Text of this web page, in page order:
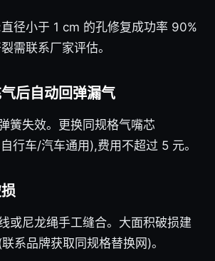
径小于 1 cm 的孔修复成功率 90%
需联系厂家评估。
后自动回弹漏气
簧失效。更换同规格气嘴芯
行车/汽车通用),费用不超过 5 元。
或尼龙绳手工缝合。大面积破损建
系品牌获取同规格替换网)。